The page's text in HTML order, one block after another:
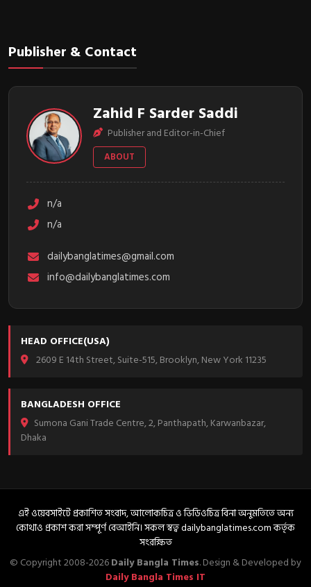
Publisher & Contact
Zahid F Sarder Saddi
Publisher and Editor-in-Chief
ABOUT
n/a
n/a
dailybanglatimes@gmail.com
info@dailybanglatimes.com
HEAD OFFICE(USA)
2609 E 14th Street, Suite-515, Brooklyn, New York 11235
BANGLADESH OFFICE
Sumona Gani Trade Centre, 2, Panthapath, Karwanbazar,
Dhaka
এই ওয়েবসাইটে প্রকাশিত সংবাদ, আলোকচিত্র ও ভিডিওচিত্র বিনা অনুমতিতে অন্য
কোথাও প্রকাশ করা সম্পূর্ণ বেআইনি। সকল স্বত্ব dailybanglatimes.com কর্তৃক
সংরক্ষিত
© Copyright 2008-2026Daily Bangla Times. Design & Developed by
Daily Bangla Times IT